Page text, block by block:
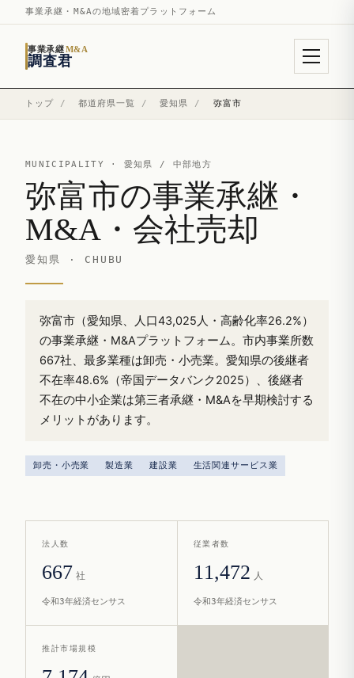
事業承継・M&Aの地域密着プラットフォーム
事業承継M&A
調査君
トップ / 都道府県一覧 / 愛知県 / 弥富市
MUNICIPALITY · 愛知県 / 中部地方
弥富市の事業承継・
M&A・会社売却
愛知県 · CHUBU
弥富市（愛知県、人口43,025人・高齢化率26.2%）
の事業承継・M&Aプラットフォーム。市内事業所数
667社、最多業種は卸売・小売業。愛知県の後継者
不在率48.6%（帝国データバンク2025）、後継者
不在の中小企業は第三者承継・M&Aを早期検討する
メリットがあります。
卸売・小売業 製造業 建設業 生活関連サービス業
法人数
667 社
令和3年経済センサス
従業者数
11,472 人
令和3年経済センサス
推計市場規模